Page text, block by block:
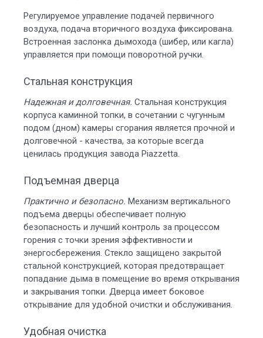
Регулируемое управление подачей первичного
воздуха, подача вторичного воздуха фиксирована.
Встроенная заслонка дымохода (шибер, или кагла)
управляется при помощи поворотной ручки.
Стальная конструкция
Надежная и долговечная. Стальная конструкция
корпуса каминной топки, в сочетании с чугунным
подом (дном) камеры сгорания является прочной и
долговечной - качества, за которые всегда
ценилась продукция завода Piazzetta.
Подъемная дверца
Практично и безопасно. Механизм вертикального
подъема дверцы обеспечивает полную
безопасность и лучший контроль за процессом
горения с точки зрения эффективности и
энергосбережения. Стекло защищено закрытой
стальной конструкцией, которая предотвращает
попадание дыма в помещение во время открывания
и закрывания топки. Дверца имеет боковое
открывание для удобной очистки и обслуживания.
Удобная очистка